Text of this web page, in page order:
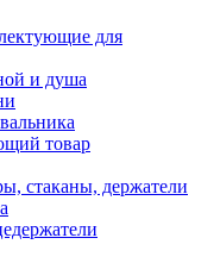
для
и душа
товар
стаканы, держатели